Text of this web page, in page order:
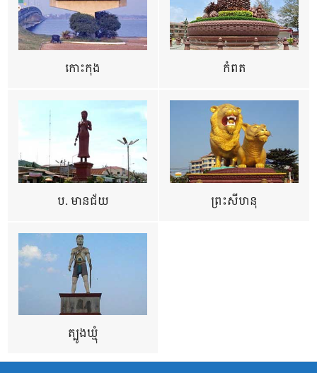
កោះកុង កំពត
ប. មានជ័យ ព្រះសីហនុ
ត្បូងឃ្មុំ